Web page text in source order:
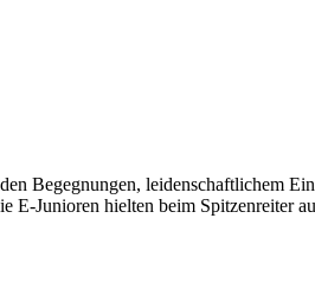
Begegnungen, leidenschaftlichem
Junioren hielten beim Spitzenreiter